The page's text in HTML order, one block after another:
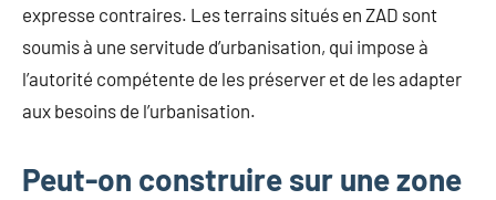
expresse contraires. Les terrains situés en ZAD sont
soumis à une servitude d’urbanisation, qui impose à
l’autorité compétente de les préserver et de les adapter
aux besoins de l’urbanisation.
Peut-on construire sur une zone